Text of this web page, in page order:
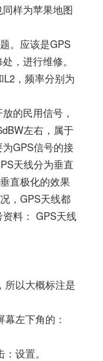
样为苹果地图
。应该是GPS
，进行维修。
，频率分别为
的民用信号，
左右，属于
GPS信号的接
天线分为垂直
直极化的效果
，GPS天线都
料： GPS天线
所以大概标注是
左下角的：
设置。